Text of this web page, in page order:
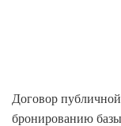
Договор
бронированию